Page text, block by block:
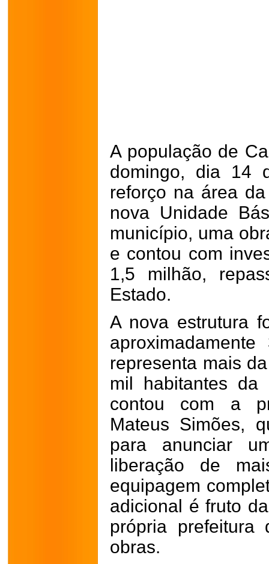
A população de
domingo, dia 14
reforço na área
nova Unidade
município, uma
e contou com
1,5 milhão,
Estado.
A nova estrutura
representa mais
mil habitantes da
contou com a
Mateus Simões,
para anunciar
liberação de
equipagem
adicional é fruto
própria prefeitura
obras.